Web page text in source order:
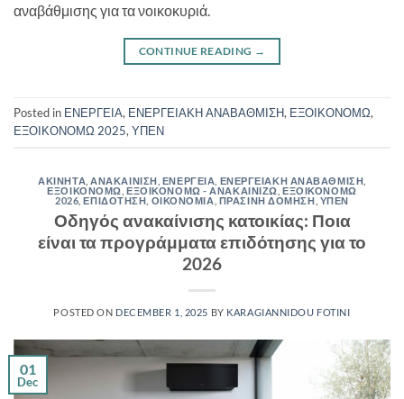
αναβάθμισης για τα νοικοκυριά.
CONTINUE READING →
Posted in ΕΝΕΡΓΕΙΑ, ΕΝΕΡΓΕΙΑΚΗ ΑΝΑΒΑΘΜΙΣΗ, ΕΞΟΙΚΟΝΟΜΩ,
ΕΞΟΙΚΟΝΟΜΩ 2025, ΥΠΕΝ
ΑΚΙΝΗΤΑ ΑΝΑΚΑΙΝΙΣΗ ΕΝΕΡΓΕΙΑ ΕΝΕΡΓΕΙΑΚΗ ΑΝΑΒΑΘΜΙΣΗ
ΕΞΟΙΚΟΝΟΜΩ ,ΕΞΟΙΚΟΝΟΜΩ - ΑΝΑΚΑΙΝΙΖΩ ,ΕΞΟΙΚΟΝΟΜΩ
2026 ,ΕΠΙΔΟΤΗΣΗ ΟΙΚΟΝΟΜΙΑ ΠΡΑΣΙΝΗ ΔΟΜΗΣΗ ΥΠΕΝ
Οδηγός ανακαίνισης κατοικίας: Ποια
είναι τα προγράμματα επιδότησης για το
2026
POSTED ON DECEMBER 1, 2025 BY KARAGIANNIDOU FOTINI
01
Dec